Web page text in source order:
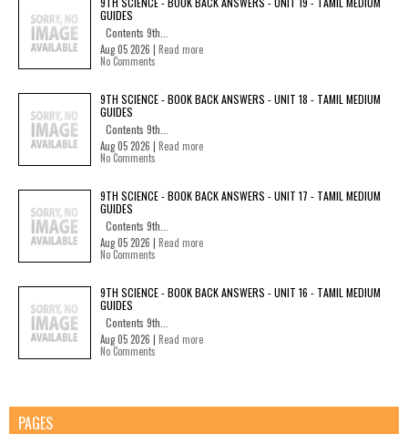
GUIDES
Contents 9th...
Aug 05 2026 | Read more
No Comments
9TH SCIENCE - BOOK BACK ANSWERS - UNIT 18 - TAMIL MEDIUM
GUIDES
Contents 9th...
Aug 05 2026 | Read more
No Comments
9TH SCIENCE - BOOK BACK ANSWERS - UNIT 17 - TAMIL MEDIUM
GUIDES
Contents 9th...
Aug 05 2026 | Read more
No Comments
9TH SCIENCE - BOOK BACK ANSWERS - UNIT 16 - TAMIL MEDIUM
GUIDES
Contents 9th...
Aug 05 2026 | Read more
No Comments
PAGES